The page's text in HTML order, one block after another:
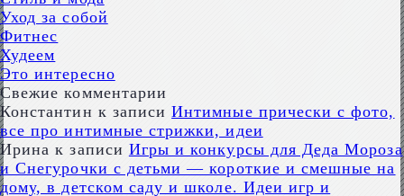
Уход за собой
Фитнес
Худеем
Это интересно
Свежие комментарии
Константин к записиИнтимные прически с фото,
все про интимные стрижки, идеи
Ирина к записи Игры и конкурсы для Деда Мороза
и Снегурочки с детьми — короткие и смешные на
дому, в детском саду и школе. Идеи игр и